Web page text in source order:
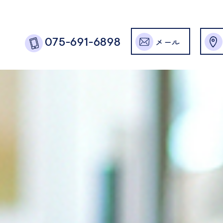
075-691-6898 メール